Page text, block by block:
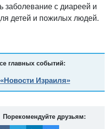
заболевание с диареей и
детей и пожилых людей.
главных событий:
Израиля»
Порекомендуйте друзьям: